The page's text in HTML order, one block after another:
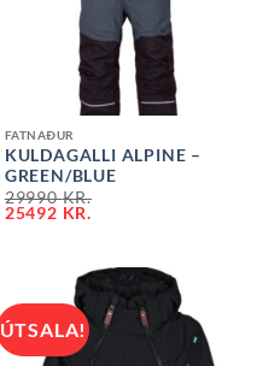
FATNAÐUR
KULDAGALLI ALPINE –
GREEN/BLUE
29990KR.
25492 KR.
ÚTSALA!